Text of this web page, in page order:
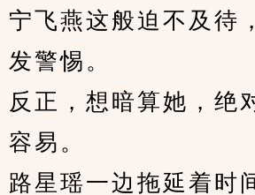
宁飞燕这般迫不及待
发警惕。
反正，想暗算她，绝
容易。
路星瑶一边拖延着时